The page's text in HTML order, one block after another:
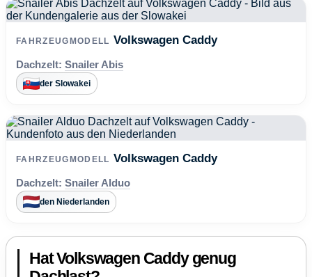
FAHRZEUGMODELL Volkswagen Caddy
Dachzelt: Snailer Abis
der Slowakei
FAHRZEUGMODELL Volkswagen Caddy
Dachzelt: Snailer Alduo
den Niederlanden
Hat Volkswagen Caddy genug